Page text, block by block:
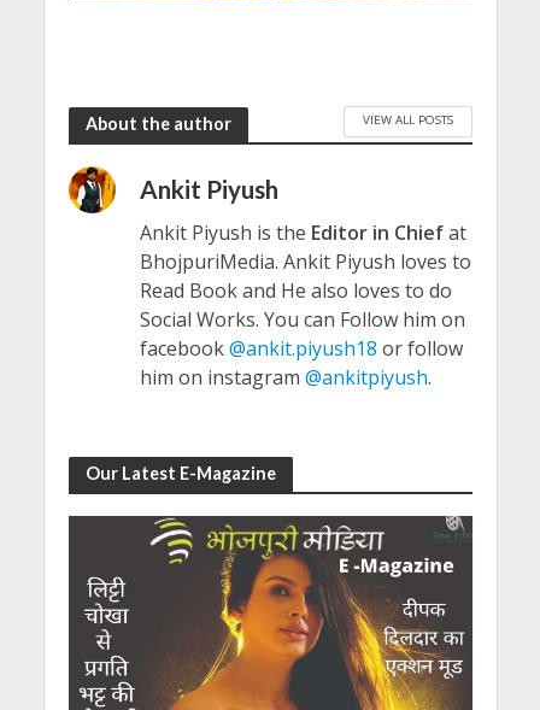
About the author VIEW ALL POSTS
Ankit Piyush
Ankit Piyush is the Editor in Chiefat
BhojpuriMedia. Ankit Piyush loves to
Read Book and He also loves to do
Social Works. You can Follow him on
facebook@ankit.piyush18 or follow
him on instagram @ankitpiyush.
Our Latest E-Magazine